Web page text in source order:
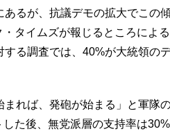
るが、抗議デモの拡大でこの
タイムズが報じるところによ
る調査では、40%が大統領の
れば、発砲が始まる」と軍隊
た後、無党派層の支持率は